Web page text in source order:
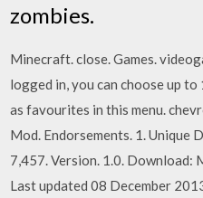
zombies.
Minecraft. close. Games.
logged in, you can choose up
as favourites in this menu.
Mod. Endorsements. 1. Unique
7,457. Version. 1.0. Download:
Last updated 08 December